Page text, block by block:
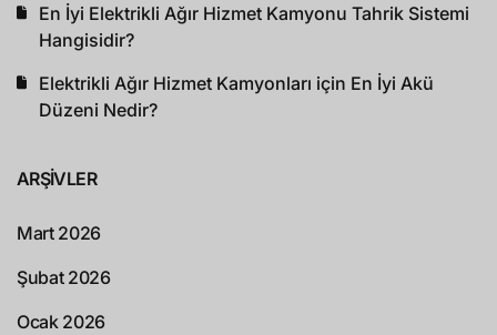
En İyi Elektrikli Ağır Hizmet Kamyonu Tahrik Sistemi
Hangisidir?
Elektrikli Ağır Hizmet Kamyonları için En İyi Akü
Düzeni Nedir?
ARŞIVLER
Mart 2026
Şubat 2026
Ocak 2026